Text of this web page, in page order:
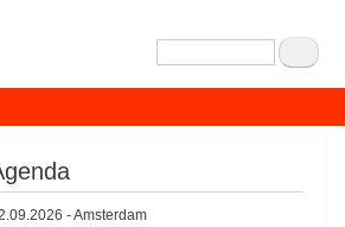
Zoeken
-Amsterdam